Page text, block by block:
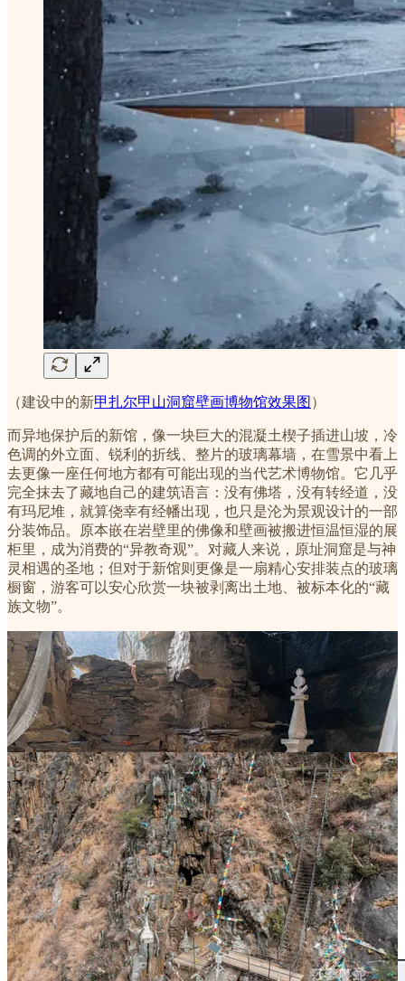
（建设中的新甲扎尔甲山洞窟壁画博物馆效果图 ）
而异地保护后的新馆，像一块巨大的混凝土楔子插进山坡，冷
色调的外立面、锐利的折线、整片的玻璃幕墙，在雪景中看上
去更像一座任何地方都有可能出现的当代艺术博物馆。它几乎
完全抹去了藏地自己的建筑语言：没有佛塔，没有转经道，没
有玛尼堆，就算侥幸有经幡出现，也只是沦为景观设计的一部
分装饰品。原本嵌在岩壁里的佛像和壁画被搬进恒温恒湿的展
柜里，成为消费的“异教奇观”。对藏人来说，原址洞窟是与神
灵相遇的圣地；但对于新馆则更像是一扇精心安排装点的玻璃
橱窗，游客可以安心欣赏一块被剥离出土地、被标本化的“藏
族文物”。
（甲扎尔甲山洞窟原址外景和前室（莎萝蔓蛇拍摄于2021年12
月），图5中绿色圈线处为洞窟位置，图6为2023年网友实拍，
洞口已经被水泥封锁。双江口水库蓄水后，这里被淹没）